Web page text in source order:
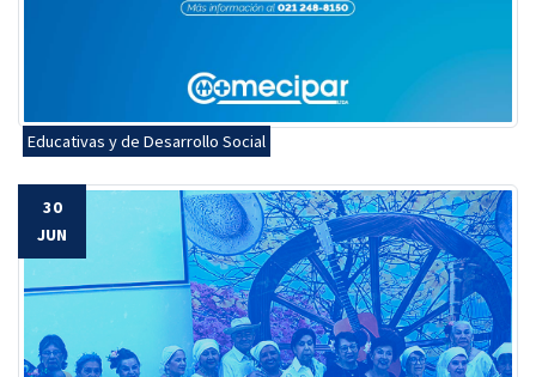
Educativas y de Desarrollo Social
30
JUN